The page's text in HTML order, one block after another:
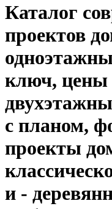
Каталог
проектов
ключ, цены
с планом,
проекты
и -